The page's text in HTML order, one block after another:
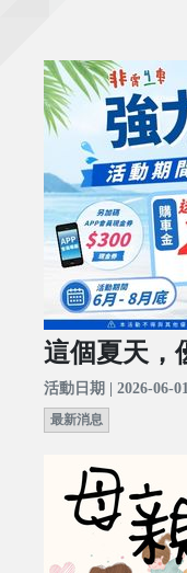
這個夏天，
活動日期 | 2026-06-
最新消息